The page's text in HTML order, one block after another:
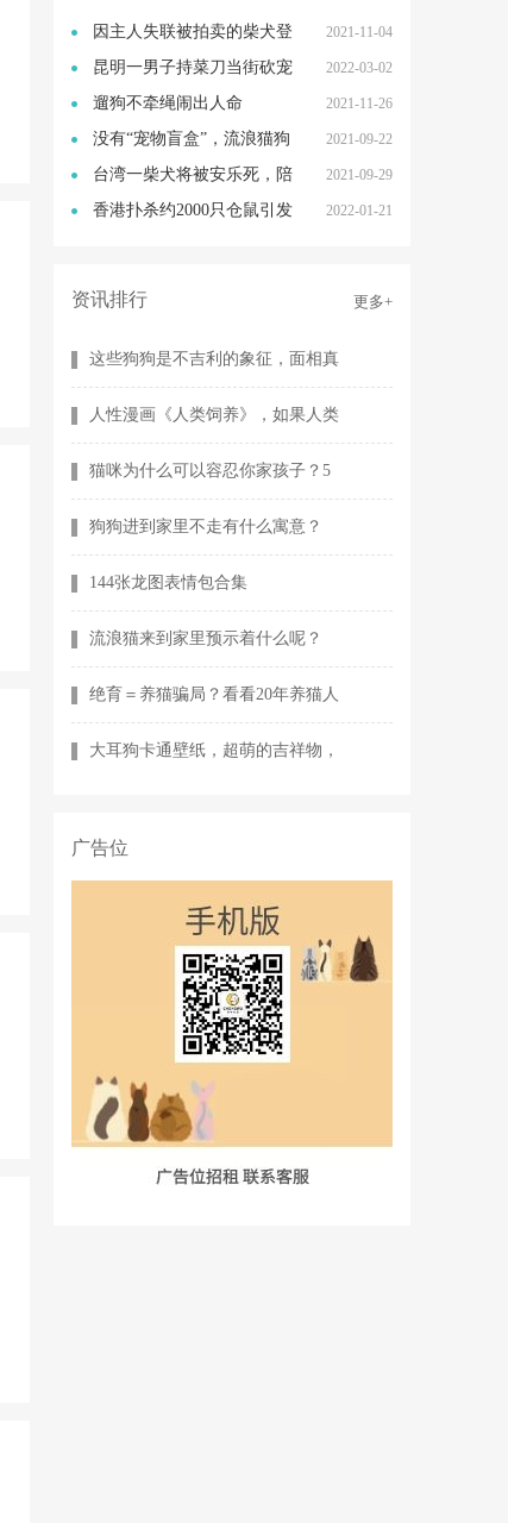
子拎脖带回，回家后
喂猫咪吃肝脏会怎
样？
因主人失联被拍卖的柴犬登
登：竞拍不断延时
2021-11-04
昆明一男子持菜刀当街砍宠
物狗，引众网友谴
2022-03-02
遛狗不牵绳闹出人命
后，“凶手”哪去了？后
2021-11-26
没有“宠物盲盒”，流浪猫狗
的处境会变好吗
2021-09-22
台湾一柴犬将被安乐死，陪
伴主人16年，主人
2021-09-29
香港扑杀约2000只仓鼠引发
2022-01-21
资讯排行 更多+
这些狗狗是不吉利的象征，面相真
人性漫画《人类饲养》，如果人类
猫咪为什么可以容忍你家孩子？5
狗狗进到家里不走有什么寓意？
144张龙图表情包合集
流浪猫来到家里预示着什么呢？
绝育＝养猫骗局？看看20年养猫人
大耳狗卡通壁纸，超萌的吉祥物，
广告位